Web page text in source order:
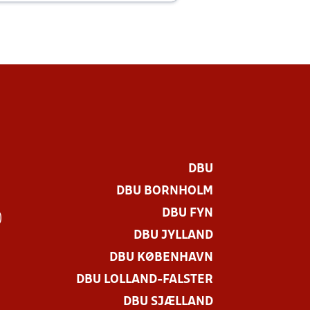
DBU
DBU BORNHOLM
DBU FYN
DBU JYLLAND
DBU KØBENHAVN
DBU LOLLAND-FALSTER
DBU SJÆLLAND